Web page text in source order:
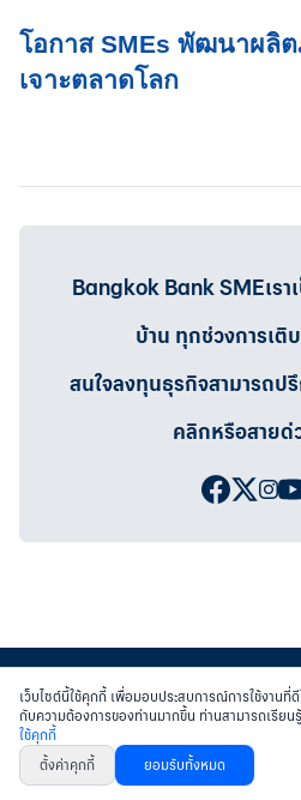
โอกาส SMEs พัฒนาผลิ
เจาะตลาดโลก
Bangkok Bank SMEเร
บ้าน ทุกช่วงการเติ
สนใจลงทุนธุรกิจสามารถป
คลิกหรือสายด่
สงวนสิทธิ์ พ.ศ.2558 บมจ.ธนาคารกรุงเทพฯ
หนังสือแจ้งการคุ้มครองข้อมูลส่วนบุคคล
เว็บไซต์นี้ใช้คุกกี้ เพื่อมอบประสบการณ์การใช้งาน
กับความต้องการของท่านมากขึ้น ท่านสามารถเรีย
ใช้คุกกี้
ตั้งค่าคุกกี้
ยอมรับทั้งหมด